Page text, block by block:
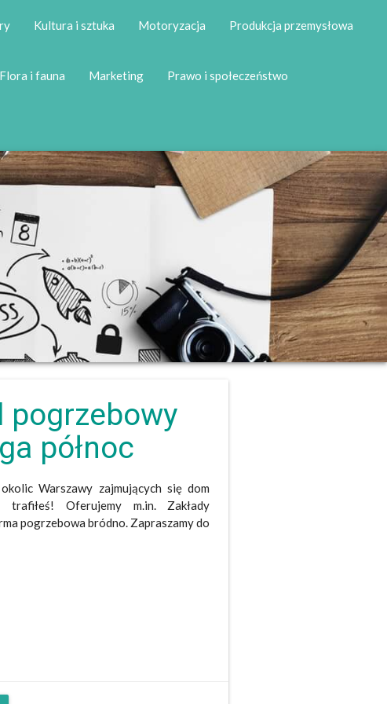
Kultura i sztuka Motoryzacja Produkcja przemysłowa
Flora i fauna Marketing Prawo i społeczeństwo
pogrzebowy
północ
Warszawy zajmujących siędom
trafiłeś! Oferujemy m.in. Zakłady
pogrzebowa bródno. Zapraszamy do